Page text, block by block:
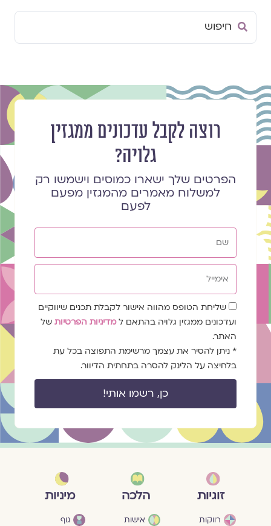
Search
רוצה לקבל עדכונים ממגזין
גלויה?
הפרטים שלך ישארו כמוסים וישמשו רק
למשלוח מאמרים מהמגזין מפעם
לפעם
שדה
הסכמה
שליחת הטופס מהווה אישור לקבלת תכנים שיווקיים
ועדכונים ממגזין גלויה בהתאם למדיניות הפרטיות של
האתר.
* ניתן להסיר את עצמך מרשימת התפוצה בכל עת
בלחיצה על הלינק להסרה בתחתית הדיוור.
כן, רשמו אותי!
זוגיות
רווקות
הלכה
אישות
מיניות
גוף